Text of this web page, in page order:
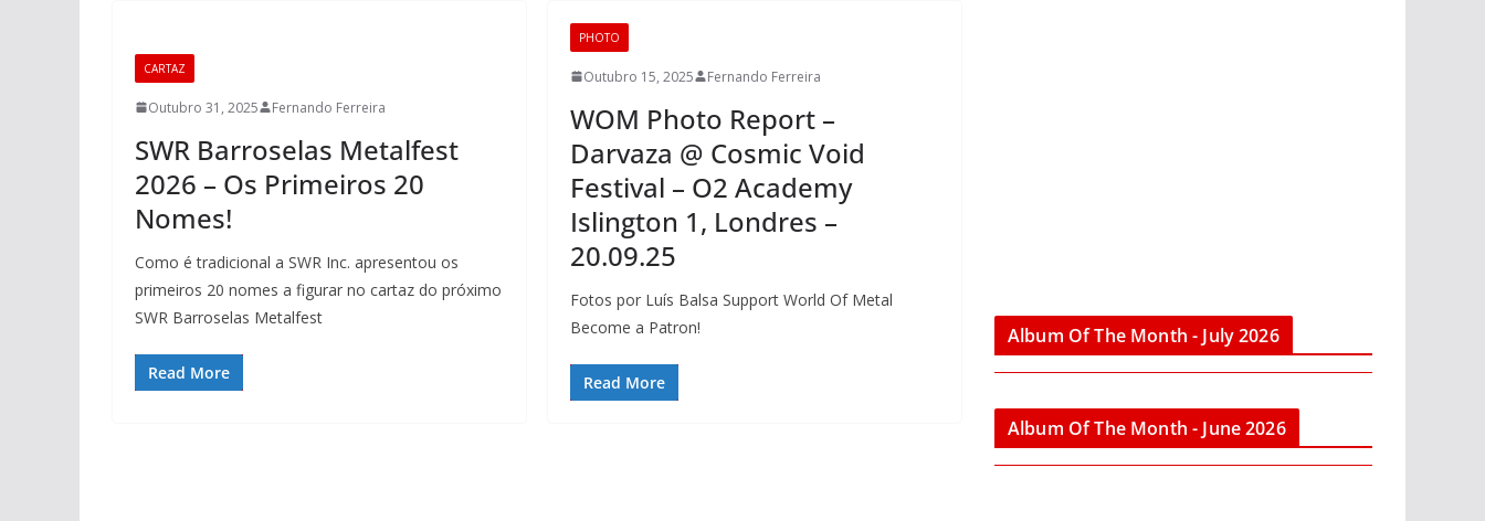
CARTAZ
Outubro 31, 2025 Fernando Ferreira
SWR Barroselas Metalfest
2026 – Os Primeiros 20
Nomes!
Como é tradicional a SWR Inc. apresentou os
primeiros 20 nomes a figurar no cartaz do próximo
SWR Barroselas Metalfest
Read More
PHOTO
Outubro 15, 2025 Fernando Ferreira
WOM Photo Report –
Darvaza @ Cosmic Void
Festival – O2 Academy
Islington 1, Londres –
20.09.25
Fotos por Luís Balsa Support World Of Metal
Become a Patron!
Read More
Album Of The Month - July 2026
Album Of The Month - June 2026